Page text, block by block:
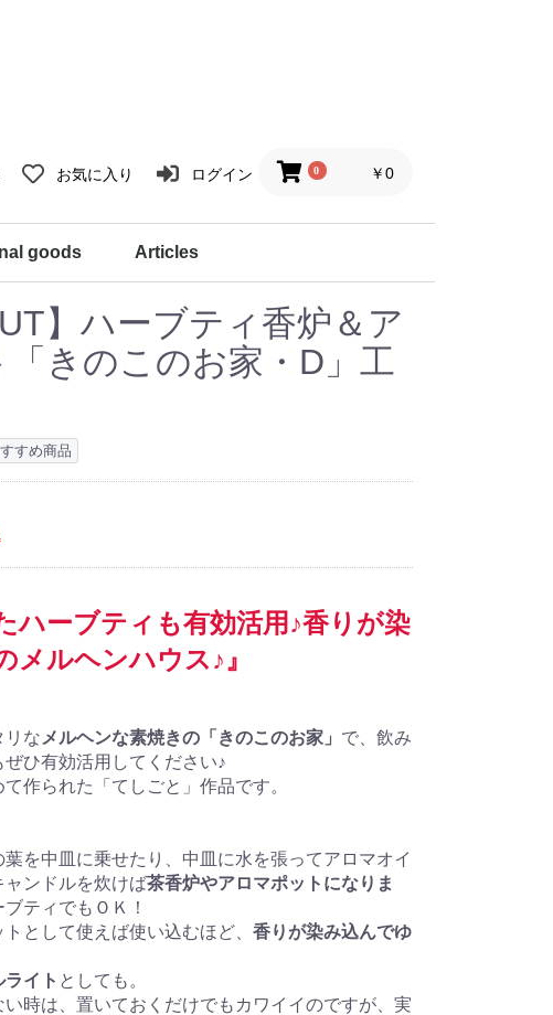
お気に入り ログイン 0 ￥0
リ
名刺／カード入れ
扇子／ペンケース
goods
ボトル
ティ香炉
バック
ュアシリーズ
Articles
作家紹介
１２星座ハーブティ
ハーブと暮らす
アートと暮らす
商品紹介
Voices
】ハーブティ香炉＆ア
「きのこのお家・D」工
すめ商品
ハーブティも有効活用♪香りが染
メルヘンハウス♪』
リな メルヘンな素焼きの「きのこのお家」 で、飲み
ひ有効活用してください♪
作られた「てしごと」作品です。
葉を中皿に乗せたり、中皿に水を張ってアロマオイ
ャンドルを炊けば茶香炉やアロマポットになりま
ティでもＯＫ！
として使えば使い込むほど、 香りが染み込んでゆ
イト としても。
い時は、置いておくだけでもカワイイのですが、実